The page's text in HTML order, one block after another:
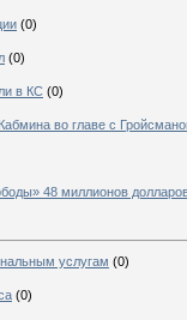
(0)
(0)
в КС (0)
во главе с
48 миллионов
услугам (0)
(0)